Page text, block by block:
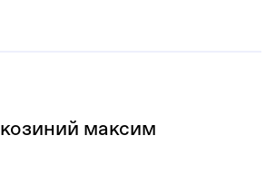
козиний максим